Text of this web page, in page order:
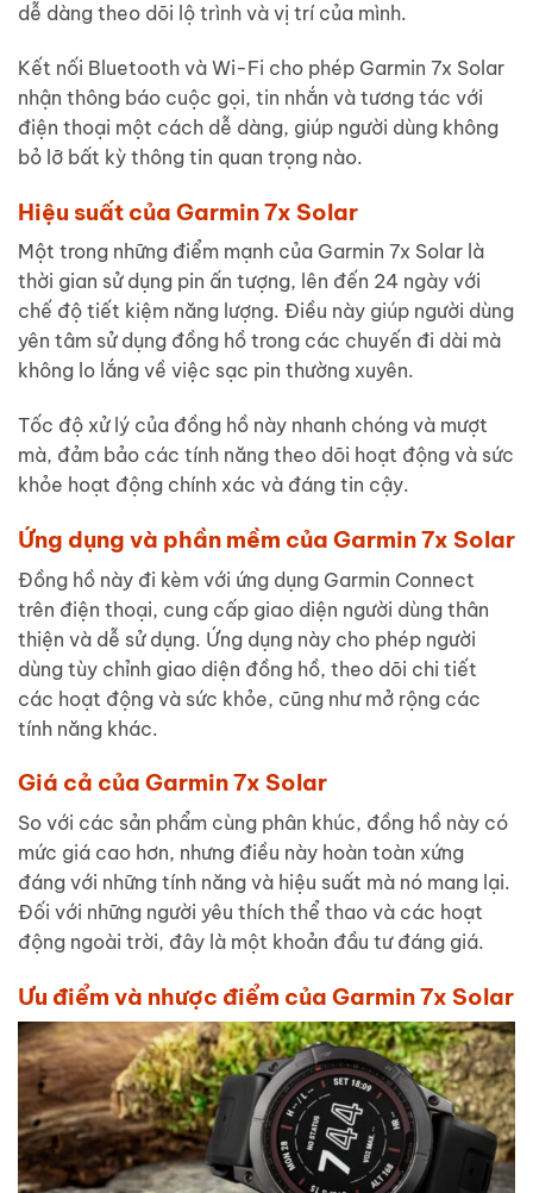
dễ dàng theo dõi lộ trình và vị trí của mình.
Kết nối Bluetooth và Wi-Fi cho phép Garmin 7x Solar
nhận thông báo cuộc gọi, tin nhắn và tương tác với
điện thoại một cách dễ dàng, giúp người dùng không
bỏ lỡ bất kỳ thông tin quan trọng nào.
Hiệu suất của Garmin 7x Solar
Một trong những điểm mạnh của Garmin 7x Solar là
thời gian sử dụng pin ấn tượng, lên đến 24 ngày với
chế độ tiết kiệm năng lượng. Điều này giúp người dùng
yên tâm sử dụng đồng hồ trong các chuyến đi dài mà
không lo lắng về việc sạc pin thường xuyên.
Tốc độ xử lý của đồng hồ này nhanh chóng và mượt
mà, đảm bảo các tính năng theo dõi hoạt động và sức
khỏe hoạt động chính xác và đáng tin cậy.
Ứng dụng và phần mềm của Garmin 7x Solar
Đồng hồ này đi kèm với ứng dụng Garmin Connect
trên điện thoại, cung cấp giao diện người dùng thân
thiện và dễ sử dụng. Ứng dụng này cho phép người
dùng tùy chỉnh giao diện đồng hồ, theo dõi chi tiết
các hoạt động và sức khỏe, cũng như mở rộng các
tính năng khác.
Giá cả của Garmin 7x Solar
So với các sản phẩm cùng phân khúc, đồng hồ này có
mức giá cao hơn, nhưng điều này hoàn toàn xứng
đáng với những tính năng và hiệu suất mà nó mang lại.
Đối với những người yêu thích thể thao và các hoạt
động ngoài trời, đây là một khoản đầu tư đáng giá.
Ưu điểm và nhược điểm của Garmin 7x Solar